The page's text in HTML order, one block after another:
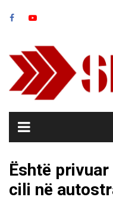
Është
cili në